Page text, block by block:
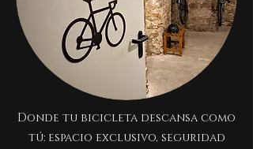
Donde tu bicicleta descansa como
tú: espacio exclusivo, seguridad